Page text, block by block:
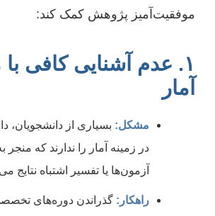
موفقیت‌آمیز پژوهش کمک کند:
۱. عدم آشنایی کافی با
آمار
مشکل: بسیاری از دانشجویان،
در زمینه آمار را ندارند که منجر
آزمون‌ها یا تفسیر اشتباه نتایج
راهکار: گذراندن دوره‌های